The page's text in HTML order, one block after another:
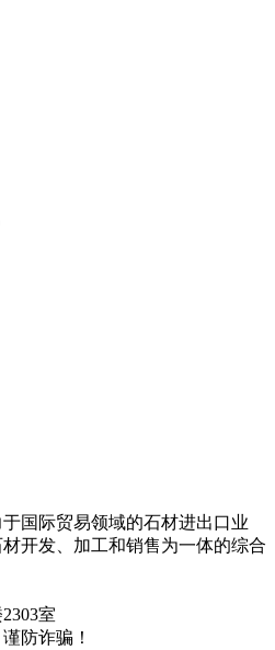
国际贸易领域的石材进出口业
开发、加工和销售为一体的综合
室
防诈骗！